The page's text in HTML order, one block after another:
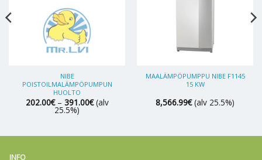
NIBE
POISTOILMALÄMPÖPUMPUN
HUOLTO
202.00€ – 391.00€Hintaluokka:
202.00€
(alv
25.5%)
MAALÄMPÖPUMPPU NIBE F1145
15 KW
8,566.99€ (alv 25.5%)
INFO